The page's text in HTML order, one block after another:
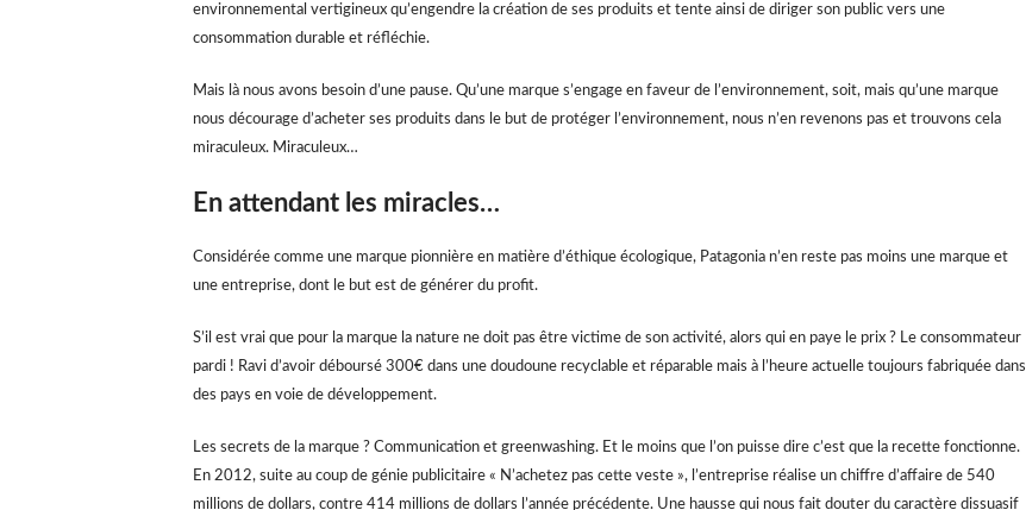
environnemental vertigineux qu’engendre la création de ses produits et tente ainsi de diriger son public vers une
consommation durable et réfléchie.
Mais là nous avons besoin d’une pause. Qu’une marque s’engage en faveur de l’environnement, soit, mais qu’une marque
nous décourage d’acheter ses produits dans le but de protéger l’environnement, nous n’en revenons pas et trouvons cela
miraculeux. Miraculeux…
En attendant les miracles…
Considérée comme une marque pionnière en matière d’éthique écologique, Patagonia n’en reste pas moins une marque et
une entreprise, dont le but est de générer du profit.
S’il est vrai que pour la marque la nature ne doit pas être victime de son activité, alors qui en paye le prix ? Le consommateur
pardi ! Ravi d’avoir déboursé 300€ dans une doudoune recyclable et réparable mais à l’heure actuelle toujours fabriquée dans
des pays en voie de développement.
Les secrets de la marque ? Communication et greenwashing. Et le moins que l’on puisse dire c’est que la recette fonctionne.
En 2012, suite au coup de génie publicitaire « N’achetez pas cette veste », l’entreprise réalise un chiffre d’affaire de 540
millions de dollars, contre 414 millions de dollars l’année précédente. Une hausse qui nous fait douter du caractère dissuasif